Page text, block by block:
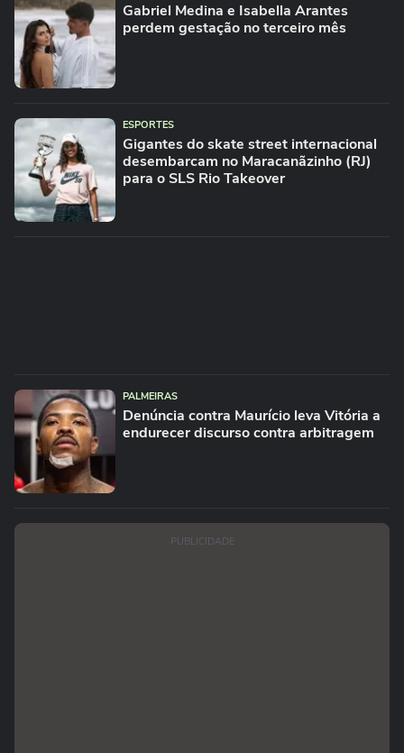
Gabriel Medina e Isabella Arantes
perdem gestação no terceiro mês
ESPORTES
Gigantes do skate street internacional
desembarcam no Maracanãzinho (RJ)
para o SLS Rio Takeover
PALMEIRAS
Denúncia contra Maurício leva Vitória a
endurecer discurso contra arbitragem
PUBLICIDADE